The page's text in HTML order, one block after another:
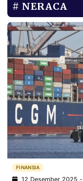
RUBRIKASI
EDITORIAL
FINANSIA
DAERAH
MANCA
INFORMASI
PRIVACY
POLICY
INFORMASI
IKLAN
NERACA
FINANSIA
12 Desember 2025